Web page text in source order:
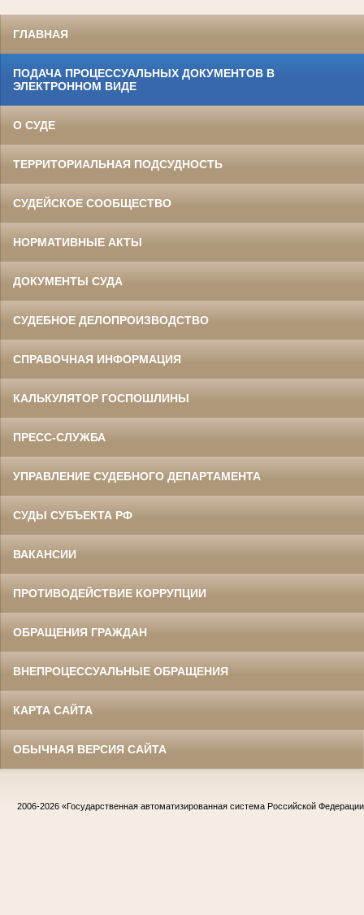
ГЛАВНАЯ
ПОДАЧА ПРОЦЕССУАЛЬНЫХ ДОКУМЕНТОВ В
ЭЛЕКТРОННОМ ВИДЕ
О СУДЕ
ТЕРРИТОРИАЛЬНАЯ ПОДСУДНОСТЬ
СУДЕЙСКОЕ СООБЩЕСТВО
НОРМАТИВНЫЕ АКТЫ
ДОКУМЕНТЫ СУДА
СУДЕБНОЕ ДЕЛОПРОИЗВОДСТВО
СПРАВОЧНАЯ ИНФОРМАЦИЯ
КАЛЬКУЛЯТОР ГОСПОШЛИНЫ
ПРЕСС-СЛУЖБА
УПРАВЛЕНИЕ СУДЕБНОГО ДЕПАРТАМЕНТА
СУДЫ СУБЪЕКТА РФ
ВАКАНСИИ
ПРОТИВОДЕЙСТВИЕ КОРРУПЦИИ
ОБРАЩЕНИЯ ГРАЖДАН
ВНЕПРОЦЕССУАЛЬНЫЕ ОБРАЩЕНИЯ
КАРТА САЙТА
ОБЫЧНАЯ ВЕРСИЯ САЙТА
2006-2026 «Государственная автоматизированная система Российской